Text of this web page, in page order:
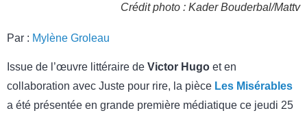
Crédit photo : Kader Bouderbal/Mattv
Par : Mylène Groleau
Issue de l’œuvre littéraire de Victor Hugo et en
collaboration avec Juste pour rire, la pièce Les Misérables
a été présentée en grande première médiatique ce jeudi 25